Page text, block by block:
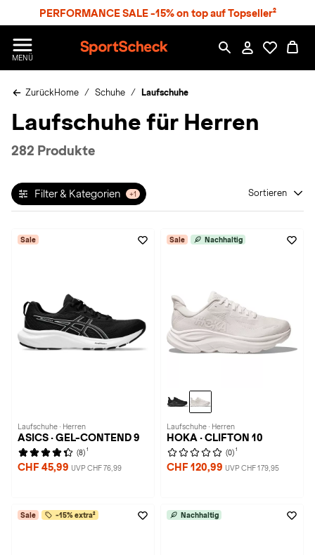
PERFORMANCE SALE -15% on top auf Topseller²
MENÜ
p
r
S
h
k
ZurückHome Schuhe Laufschuhe
Laufschuhe für Herren
282 Produkte
Filter & Kategorien +1 Sortieren
Sale
Laufschuhe · Herren
ASICS · GEL-CONTEND 9
(8) 1
CHF 45,99 UVP CHF 76,99
Sale Nachhaltig
Laufschuhe · Herren
HOKA · CLIFTON 10
(0) 1
CHF 120,99 UVP CHF 179,95
Sale -15% extra² Nachhaltig